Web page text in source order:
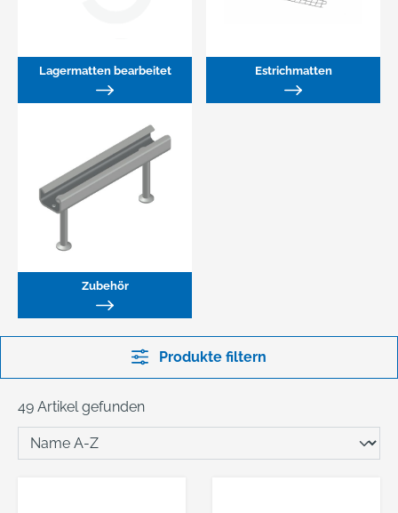
Lagermatten bearbeitet Estrichmatten
Zubehör
Produkte filtern
49 Artikel gefunden